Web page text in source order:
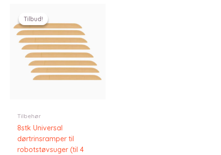
Tilbud!
Tilbud!
Tilbehør
8stk Universal
dørtrinsramper til
robotstøvsuger (til 4